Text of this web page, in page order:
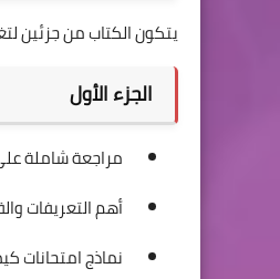
يتكون الكتاب من جزئين
الجزء الأول
مراجعة شاملة
أهم التعريفات
نماذج امتحانات كيمياء 2026 من كتاب مندليف